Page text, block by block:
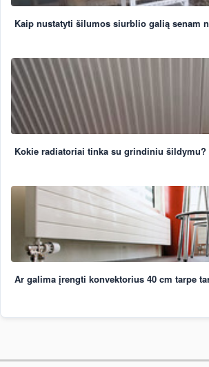
Kaip nustatyti šilumos siurblio galią senam
Kokie radiatoriai tinka su grindiniu šildymu?
Ar galima įrengti konvektorius 40 cm tarpe